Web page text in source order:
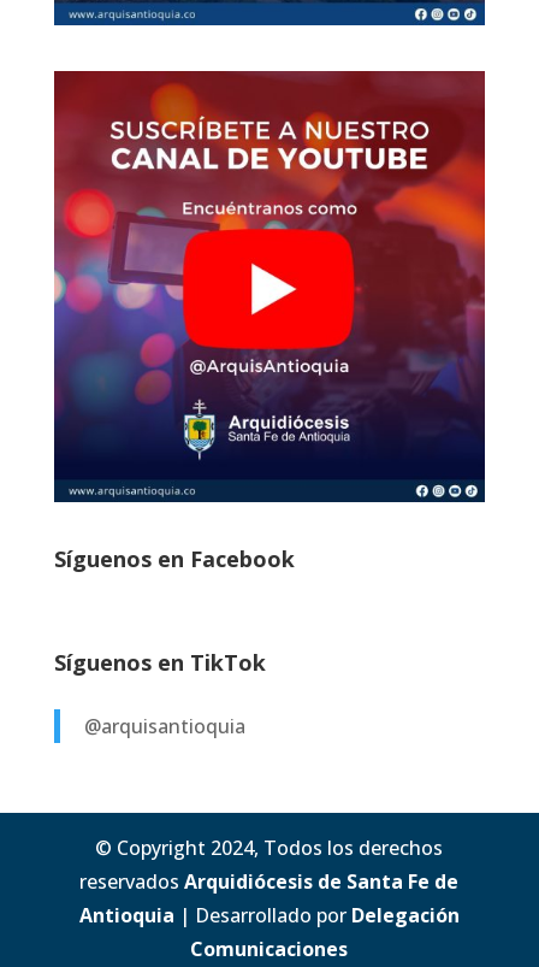
Síguenos en Facebook
Síguenos en TikTok
@arquisantioquia
© Copyright 2024, Todos los derechos
reservadosArquidiócesis de Santa Fe de
Antioquia | Desarrollado por Delegación
Comunicaciones